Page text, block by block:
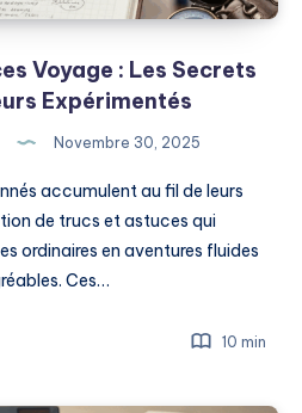
Voyage : Les Secrets
Expérimentés
Novembre 30, 2025
accumulent au fil de leurs
de trucs et astuces qui
ordinaires en aventures fluides
Ces…
10 min